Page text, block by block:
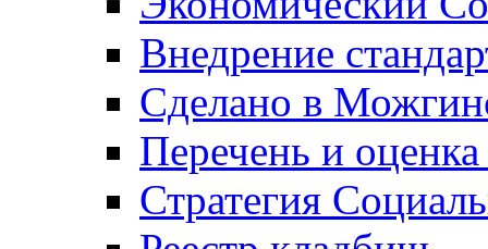
Внедрение
Сделано в
Перечень и
Стратегия